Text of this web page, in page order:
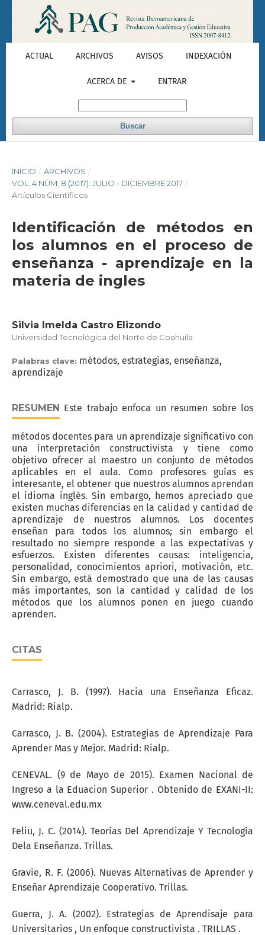
ACTUAL ARCHIVOS AVISOS INDEXACIÓN
ACERCA DE ENTRAR
Buscar
INICIO / ARCHIVOS /
VOL. 4 NÚM. 8 (2017): JULIO - DICIEMBRE 2017 /
Artículos Científicos
Identificación de métodos en
los alumnos en el proceso de
enseñanza - aprendizaje en la
materia de ingles
Silvia Imelda Castro Elizondo
Universidad Tecnológica del Norte de Coahuila
Palabras clave: métodos, estrategias, enseñanza,
aprendizaje
RESUMEN Este trabajo enfoca un resumen sobre los
métodos docentes para un aprendizaje significativo con
una interpretación constructivista y tiene como
objetivo ofrecer al maestro un conjunto de métodos
aplicables en el aula. Como profesores guías es
interesante, el obtener que nuestros alumnos aprendan
el idioma inglés. Sin embargo, hemos apreciado que
existen muchas diferencias en la calidad y cantidad de
aprendizaje de nuestros alumnos. Los docentes
enseñan para todos los alumnos; sin embargo el
resultado no siempre responde a las expectativas y
esfuerzos. Existen diferentes causas: inteligencia,
personalidad, conocimientos apriori, motivación, etc.
Sin embargo, está demostrado que una de las causas
más importantes, son la cantidad y calidad de los
métodos que los alumnos ponen en juego cuando
aprenden.
CITAS
Carrasco, J. B. (1997). Hacia una Enseñanza Eficaz.
Madrid: Rialp.
Carrasco, J. B. (2004). Estrategias de Aprendizaje Para
Aprender Mas y Mejor. Madrid: Rialp.
CENEVAL. (9 de Mayo de 2015). Examen Nacional de
Ingreso a la Eduacion Superior . Obtenido de EXANI-II:
www.ceneval.edu.mx
Feliu, J. C. (2014). Teorías Del Aprendizaje Y Tecnología
Dela Enseñanza. Trillas.
Gravie, R. F. (2006). Nuevas Alternativas de Aprender y
Enseñar Aprendizaje Cooperativo. Trillas.
Guerra, J. A. (2002). Estrategias de Aprendisaje para
Universitarios , Un enfoque constructivista . TRILLAS .